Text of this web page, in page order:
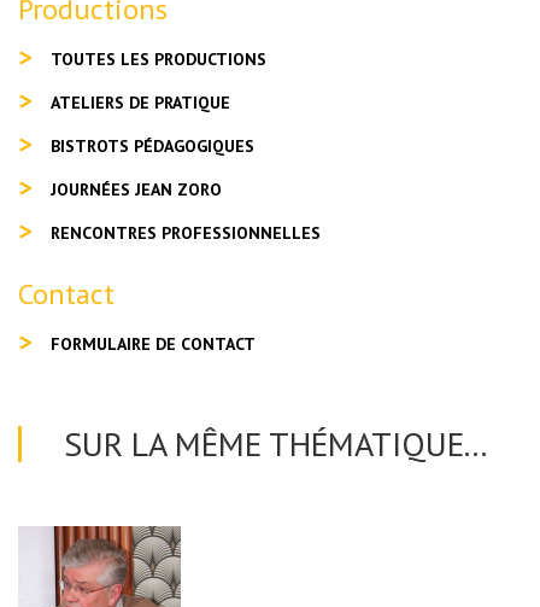
Productions
TOUTES LES PRODUCTIONS
ATELIERS DE PRATIQUE
BISTROTS PÉDAGOGIQUES
JOURNÉES JEAN ZORO
RENCONTRES PROFESSIONNELLES
Contact
FORMULAIRE DE CONTACT
SUR LA MÊME THÉMATIQUE...